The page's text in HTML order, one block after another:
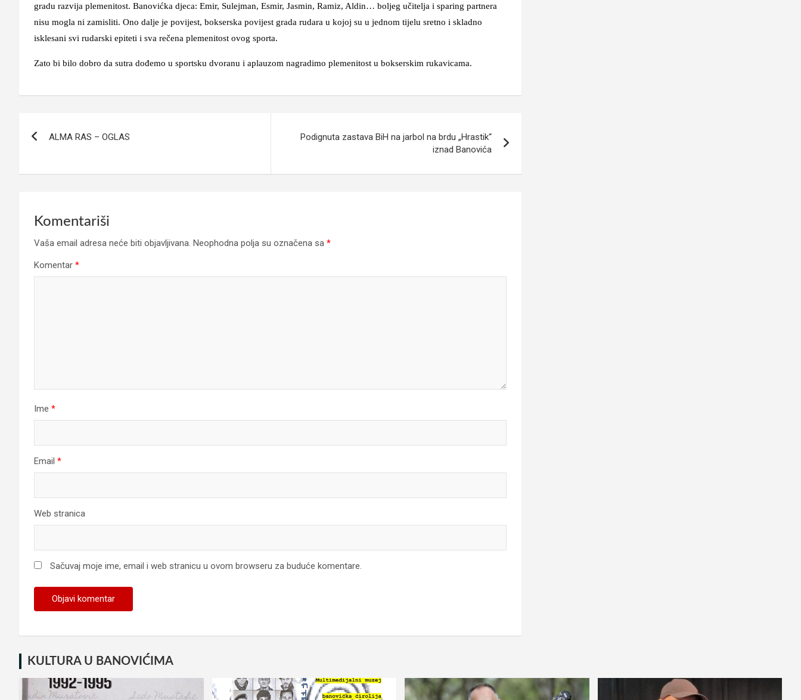
gradu razvija plemenitost. Banovićka djeca: Emir, Sulejman, Esmir, Jasmin, Ramiz, Aldin… boljeg učitelja i sparing partnera
nisu mogla ni zamisliti. Ono dalje je povijest, bokserska povijest grada rudara u kojoj su u jednom tijelu sretno i skladno
isklesani svi rudarski epiteti i sva rečena plemenitost ovog sporta.
Zato bi bilo dobro da sutra dođemo u sportsku dvoranu i aplauzom nagradimo plemenitost u bokserskim rukavicama.
ALMA RAS – OGLAS
Podignuta zastava BiH na jarbol na brdu „Hrastik“
iznad Banovića
Komentariši
Vaša email adresa neće biti objavljivana. Neophodna polja su označena sa *
Komentar *
Ime *
Email *
Web stranica
Sačuvaj moje ime, email i web stranicu u ovom browseru za buduće komentare.
KULTURA U BANOVIĆIMA